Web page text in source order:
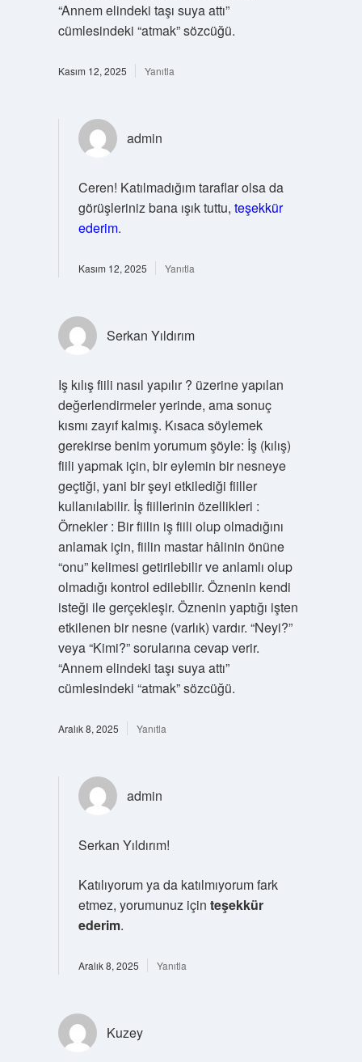
“Annem elindeki taşı suya attı”
cümlesindeki “atmak” sözcüğü.
Kasım 12, 2025 Yanıtla
admin
Ceren! Katılmadığım taraflar olsa da
görüşleriniz bana ışık tuttu, teşekkür
ederim.
Kasım 12, 2025 Yanıtla
Serkan Yıldırım
Iş kılış fiili nasıl yapılır ? üzerine yapılan
değerlendirmeler yerinde, ama sonuç
kısmı zayıf kalmış. Kısaca söylemek
gerekirse benim yorumum şöyle: İş (kılış)
fiili yapmak için, bir eylemin bir nesneye
geçtiği, yani bir şeyi etkilediği fiiller
kullanılabilir. İş fiillerinin özellikleri :
Örnekler : Bir fiilin iş fiili olup olmadığını
anlamak için, fiilin mastar hâlinin önüne
“onu” kelimesi getirilebilir ve anlamlı olup
olmadığı kontrol edilebilir. Öznenin kendi
isteği ile gerçekleşir. Öznenin yaptığı işten
etkilenen bir nesne (varlık) vardır. “Neyi?”
veya “Kimi?” sorularına cevap verir.
“Annem elindeki taşı suya attı”
cümlesindeki “atmak” sözcüğü.
Aralık 8, 2025 Yanıtla
admin
Serkan Yıldırım!
Katılıyorum ya da katılmıyorum fark
etmez, yorumunuz için teşekkür
ederim.
Aralık 8, 2025 Yanıtla
Kuzey